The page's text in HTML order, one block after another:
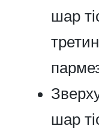
шар
шар